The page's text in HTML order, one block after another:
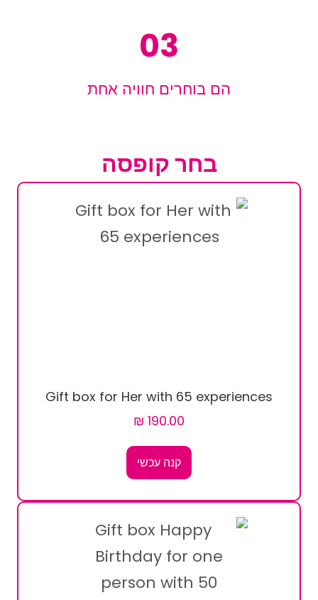
03
הם בוחרים חוויה אחת
בחר קופסה
Gift box for Her with 65 experiences
קנה עכשי